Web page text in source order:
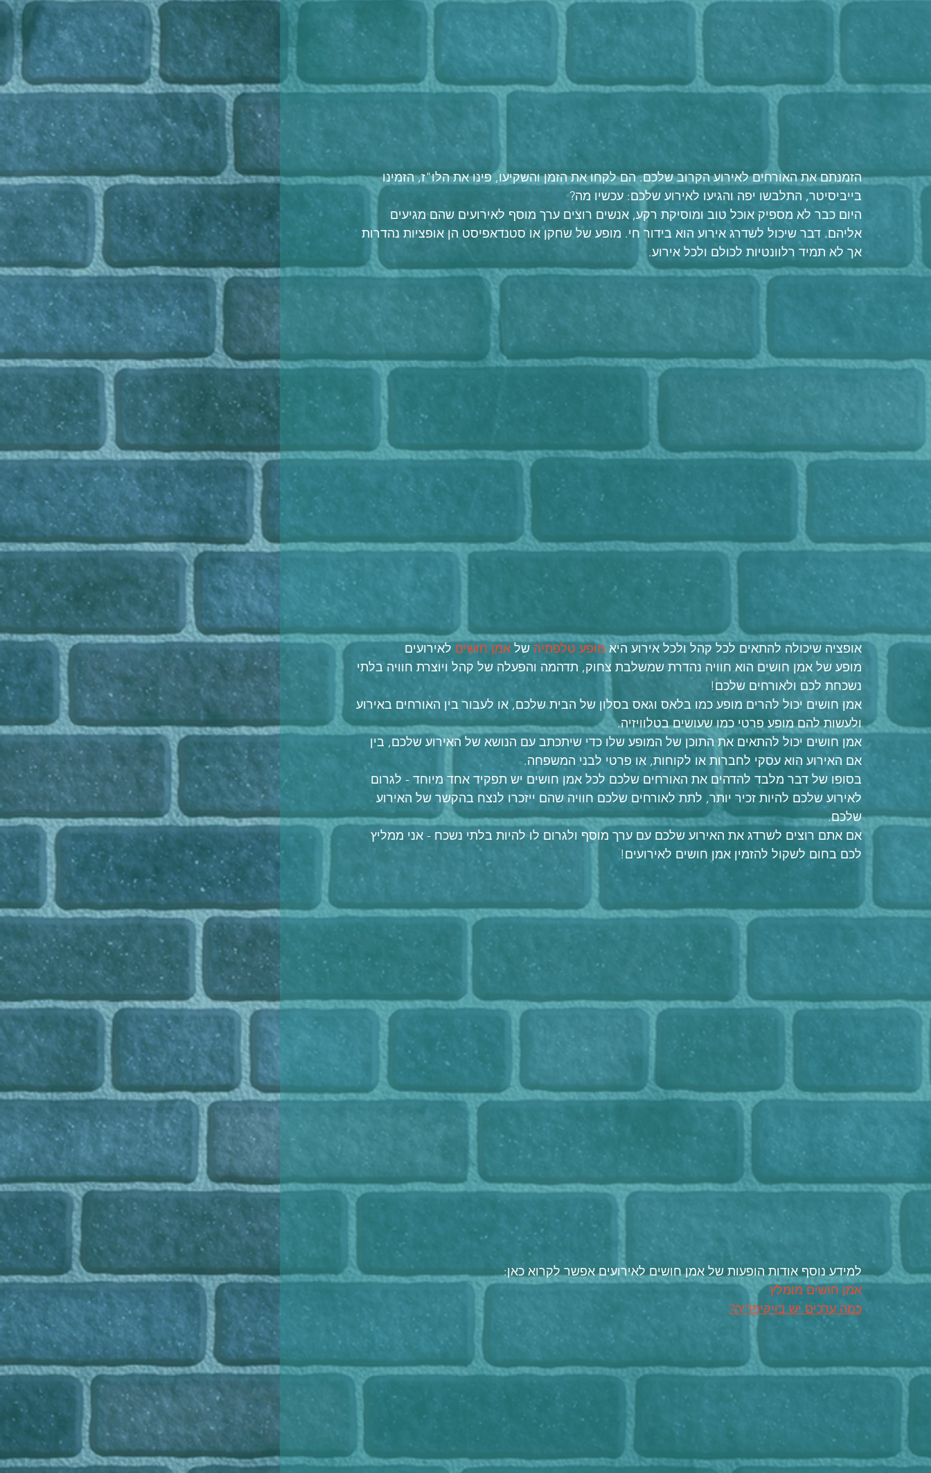
הזמנתם את האורחים לאירוע הקרוב שלכם. הם לקחו את הזמן והשקיעו, פינו את הלו"ז, הזמינו
בייביסיטר, התלבשו יפה והגיעו לאירוע שלכם: עכשיו מה?
היום כבר לא מספיק אוכל טוב ומוסיקת רקע, אנשים רוצים ערך מוסף לאירועים שהם מגיעים
אליהם. דבר שיכול לשדרג אירוע הוא בידור חי. מופע של שחקן או סטנדאפיסט הן אופציות נהדרות
אך לא תמיד רלוונטיות לכולם ולכל אירוע.
אופציה שיכולה להתאים לכל קהל ולכל אירוע היא מופע טלפתיה של אמן חושים לאירועים
מופע של אמן חושים הוא חוויה נהדרת שמשלבת צחוק, תדהמה והפעלה של קהל ויוצרת חוויה בלתי
נשכחת לכם ולאורחים שלכם!
אמן חושים יכול להרים מופע כמו בלאס וגאס בסלון של הבית שלכם, או לעבור בין האורחים באירוע
ולעשות להם מופע פרטי כמו שעושים בטלוויזיה.
אמן חושים יכול להתאים את התוכן של המופע שלו כדי שיתכתב עם הנושא של האירוע שלכם, בין
אם האירוע הוא עסקי לחברות או לקוחות, או פרטי לבני המשפחה.
בסופו של דבר מלבד להדהים את האורחים שלכם לכל אמן חושים יש תפקיד אחד מיוחד - לגרום
לאירוע שלכם להיות זכיר יותר, לתת לאורחים שלכם חוויה שהם ייזכרו לנצח בהקשר של האירוע
שלכם.
אם אתם רוצים לשרדג את האירוע שלכם עם ערך מוסף ולגרום לו להיות בלתי נשכח - אני ממליץ
לכם בחום לשקול להזמין אמן חושים לאירועים!
למידע נוסף אודות הופעות של אמן חושים לאירועים אפשר לקרוא כאן:
אמן חושים מומלץ
כמה ערכים יש בויקיפדיה?